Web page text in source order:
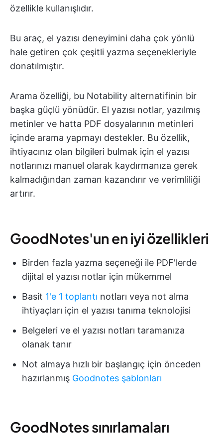
özellikle kullanışlıdır.
Bu araç, el yazısı deneyimini daha çok yönlü
hale getiren çok çeşitli yazma seçenekleriyle
donatılmıştır.
Arama özelliği, bu Notability alternatifinin bir
başka güçlü yönüdür. El yazısı notlar, yazılmış
metinler ve hatta PDF dosyalarının metinleri
içinde arama yapmayı destekler. Bu özellik,
ihtiyacınız olan bilgileri bulmak için el yazısı
notlarınızı manuel olarak kaydırmanıza gerek
kalmadığından zaman kazandırır ve verimliliği
artırır.
GoodNotes'un en iyi özellikleri
Birden fazla yazma seçeneği ile PDF'lerde
dijital el yazısı notlar için mükemmel
Basit 1'e 1 toplantı notları veya not alma
ihtiyaçları için el yazısı tanıma teknolojisi
Belgeleri ve el yazısı notları taramanıza
olanak tanır
Not almaya hızlı bir başlangıç için önceden
hazırlanmış Goodnotes şablonları
GoodNotes sınırlamaları